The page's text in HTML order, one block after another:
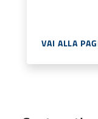
VAI ALLA